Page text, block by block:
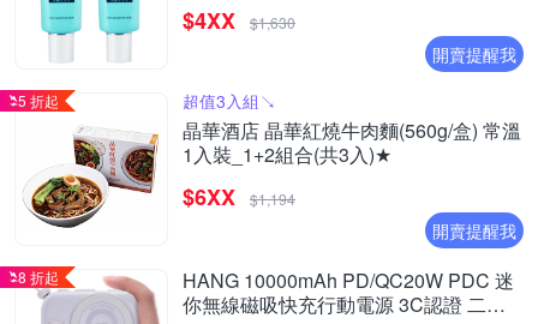
$4XX $1,630
開賣提醒我
5 折起 超值3入組↘︎
晶華酒店 晶華紅燒牛肉麵(560g/盒) 常溫
1入裝_1+2組合(共3入)★
$6XX $1,194
開賣提醒我
8 折起
HANG 10000mAh PD/QC20W PDC 迷
你無線磁吸快充行動電源 3C認證 二維